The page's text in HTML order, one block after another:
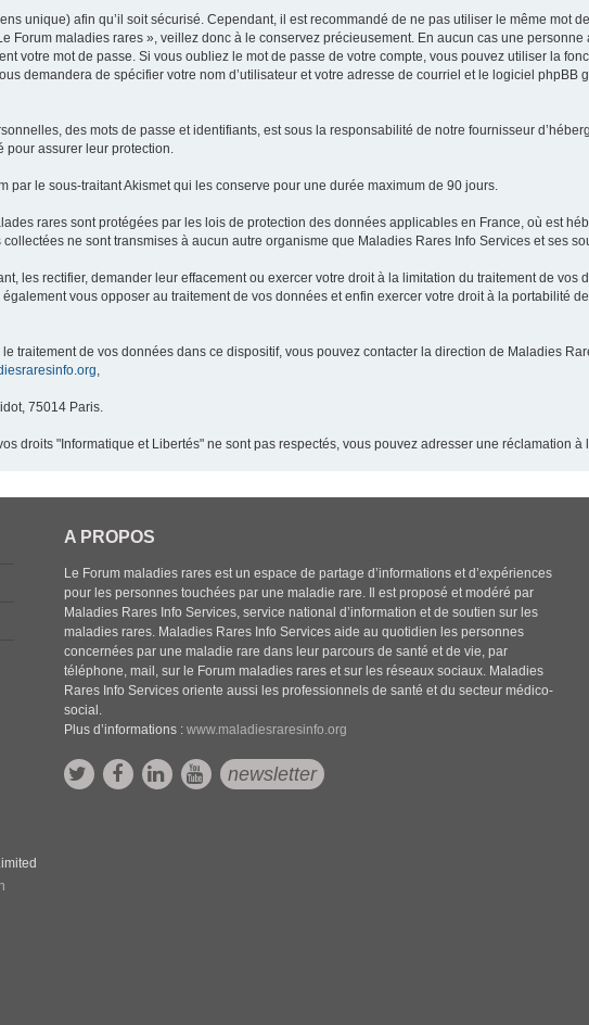
unique) afin qu’il soit sécurisé. Cependant, il est recommandé de ne pas utiliser le même mot
Forum maladies rares », veillez donc à le conservez précieusement. En aucun cas une
votre mot de passe. Si vous oubliez le mot de passe de votre compte, vous pouvez utiliser la
demandera de spécifier votre nom d’utilisateur et votre adresse de courriel et le logiciel
des mots de passe et identifiants, est sous la responsabilité de notre fournisseur
pour assurer leur protection.
par le sous-traitant Akismet qui les conserve pour une durée maximum de 90 jours.
rares sont protégées par les lois de protection des données applicables en France, où est
ne sont transmises à aucun autre organisme que Maladies Rares Info Services et ses
les rectifier, demander leur effacement ou exercer votre droit à la limitation du traitement de vos
vous opposer au traitement de vos données et enfin exercer votre droit à la portabilité
traitement de vos données dans ce dispositif, vous pouvez contacter la direction de Maladies
,
75014 Paris.
droits "Informatique et Libertés" ne sont pas respectés, vous pouvez adresser une réclamation à
A PROPOS
Le Forum maladies rares est un espace de partage d’informations et d’expériences
pour les personnes touchées par une maladie rare. Il est proposé et modéré par
Maladies Rares Info Services, service national d’information et de soutien sur les
maladies rares. Maladies Rares Info Services aide au quotidien les personnes
concernées par une maladie rare dans leur parcours de santé et de vie, par
téléphone, mail, sur le Forum maladies rares et sur les réseaux sociaux. Maladies
Rares Info Services oriente aussi les professionnels de santé et du secteur médico-
social.
Plus d’informations :www.maladiesraresinfo.org
newsletter